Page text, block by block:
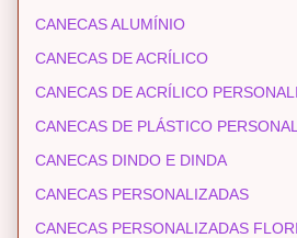
CANECAS ALUMÍNIO
CANECAS DE ACRÍLICO
CANECAS DE ACRÍLICO
CANECAS DE PLÁSTICO
CANECAS DINDO E DINDA
CANECAS PERSONALIZADAS
CANECAS PERSONALIZADAS